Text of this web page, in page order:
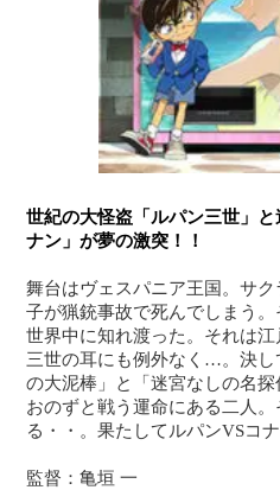
世紀の大怪盗「ルパン三世」
ナン」が夢の激突！！
舞台はヴェスパニア王国。サ
子が猟銃事故で死んでしまう。
世界中に知れ渡った。それは
三世の耳にも例外なく…。決
の大泥棒」と「迷宮なしの名探
おのずと戦う運命にある二人。
る・・。果たしてルパンVSコ
監督：亀垣 一